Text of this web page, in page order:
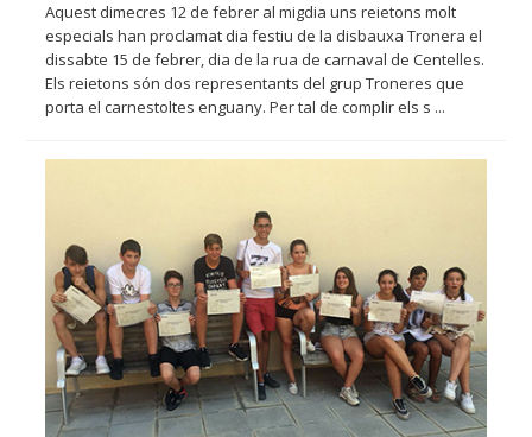
Aquest dimecres 12 de febrer al migdia uns reietons molt
especials han proclamat dia festiu de la disbauxa Tronera el
dissabte 15 de febrer, dia de la rua de carnaval de Centelles.
Els reietons són dos representants del grup Troneres que
porta el carnestoltes enguany. Per tal de complir els s ...